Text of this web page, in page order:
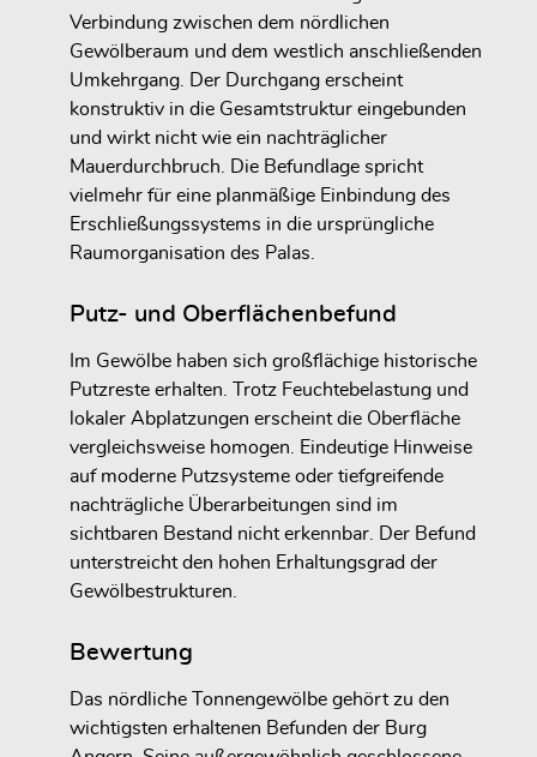
Verbindung zwischen dem nördlichen
Gewölberaum und dem westlich anschließenden
Umkehrgang. Der Durchgang erscheint
konstruktiv in die Gesamtstruktur eingebunden
und wirkt nicht wie ein nachträglicher
Mauerdurchbruch. Die Befundlage spricht
vielmehr für eine planmäßige Einbindung des
Erschließungssystems in die ursprüngliche
Raumorganisation des Palas.
Putz- und Oberflächenbefund
Im Gewölbe haben sich großflächige historische
Putzreste erhalten. Trotz Feuchtebelastung und
lokaler Abplatzungen erscheint die Oberfläche
vergleichsweise homogen. Eindeutige Hinweise
auf moderne Putzsysteme oder tiefgreifende
nachträgliche Überarbeitungen sind im
sichtbaren Bestand nicht erkennbar. Der Befund
unterstreicht den hohen Erhaltungsgrad der
Gewölbestrukturen.
Bewertung
Das nördliche Tonnengewölbe gehört zu den
wichtigsten erhaltenen Befunden der Burg